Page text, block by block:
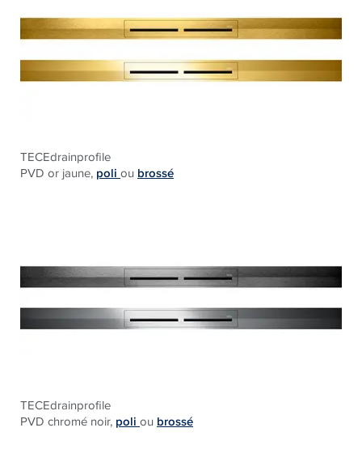
TECEdrainprofile
PVD or jaune, poli ou brossé
TECEdrainprofile
PVD chromé noir, poli ou brossé